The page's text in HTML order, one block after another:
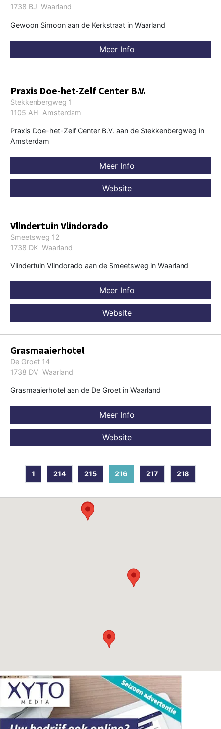
1738 BJ Waarland
Gewoon Simoon aan de Kerkstraat in Waarland
Meer Info
Praxis Doe-het-Zelf Center B.V.
Stekkenbergweg 1
1105 AH Amsterdam
Praxis Doe-het-Zelf Center B.V. aan de Stekkenbergweg in
Amsterdam
Meer Info
Website
Vlindertuin Vlindorado
Smeetsweg 12
1738 DK Waarland
Vlindertuin Vlindorado aan de Smeetsweg in Waarland
Meer Info
Website
Grasmaaierhotel
De Groet 14
1738 DV Waarland
Grasmaaierhotel aan de De Groet in Waarland
Meer Info
Website
1 214 215 216 217 218